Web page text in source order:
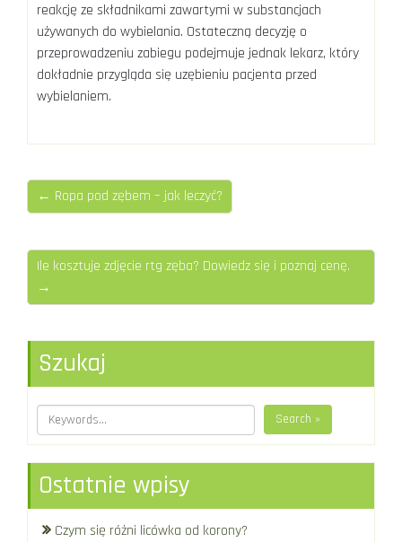
reakcję ze składnikami zawartymi w substancjach
używanych do wybielania. Ostateczną decyzję o
przeprowadzeniu zabiegu podejmuje jednak lekarz, który
dokładnie przygląda się uzębieniu pacjenta przed
wybielaniem.
← Ropa pod zębem – jak leczyć?
Ile kosztuje zdjęcie rtg zęba? Dowiedz się i poznaj cenę.
→
Szukaj
Search »
Ostatnie wpisy
Czym się różni licówka od korony?